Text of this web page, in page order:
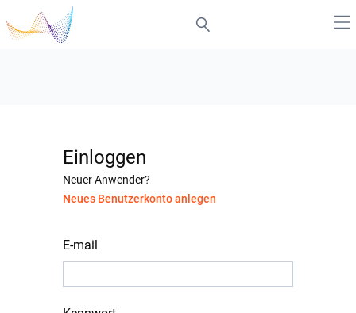
Einloggen
Neuer Anwender?
Neues Benutzerkonto anlegen
E-mail